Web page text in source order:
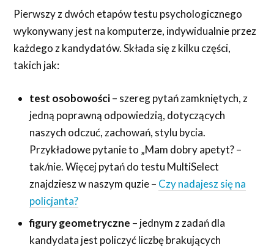
Pierwszy z dwóch etapów testu psychologicznego
wykonywany jest na komputerze, indywidualnie przez
każdego z kandydatów. Składa się z kilku części,
takich jak:
test osobowości– szereg pytań zamkniętych, z
jedną poprawną odpowiedzią, dotyczących
naszych odczuć, zachowań, stylu bycia.
Przykładowe pytanie to „Mam dobry apetyt? –
tak/nie. Więcej pytań do testu MultiSelect
znajdziesz w naszym quzie – Czy nadajesz się na
policjanta?
figury geometryczne – jednym z zadań dla
kandydata jest policzyć liczbę brakujących